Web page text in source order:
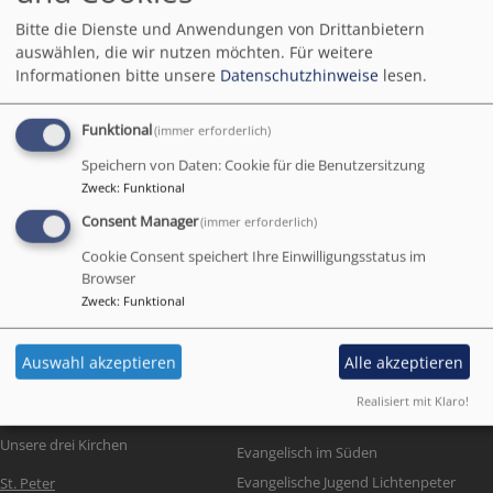
St. Peter - Lichtenhof - Steinbühl
Hauptnavigation
Startseite Kontakte
Kontakte
Bildrechte Bilddatenbank Fundus
Unsere drei Kirchen
St. Peter
Fußbereichsmenü
Evangelisch im Süden
Evangelische Jugend Lichtenpeter
Bitte die Dienste und Anwendungen von Drittanbietern
auswählen, die wir nutzen möchten. Für weitere
Informationen bitte unsere Datenschutzhinweise lesen.
Funktional(immer erforderlich)
Speichern von Daten: Cookie für die Benutzersitzung
Zweck: Funktional
Consent Manager(immer erforderlich)
Cookie Consent speichert Ihre Einwilligungsstatus im
Browser
Zweck: Funktional
Auswahl akzeptieren Alle akzeptieren
Realisiert mit Klaro!